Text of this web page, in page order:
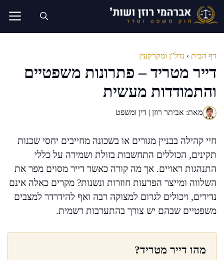
לדלג
לתוכן
דף הבית › נדל"ן ומקרקעין
דייר מטריד – פתרונות משפטיים
והתמודדות מעשית
מאת: אביתר רוזן | דין ומשפט
חיי קהילה בבניין מגורים או בשכונה מחייבים יחסי שכנות
תקינים, הכוללים התחשבות בזולת ושמירה על כללי
התנהגות ראויים. אך מה קורה כאשר דייר מסוים מפר את
השלווה ומייצר הפרעות חוזרות ונשנות? מקרים כאלה אינם
נדירים, ויכולים לגרום למצוקה רבה ואף להידרדר למצבים
משפטיים שבהם יש צורך בהתערבות רשמית.
מהו דייר מטריד?